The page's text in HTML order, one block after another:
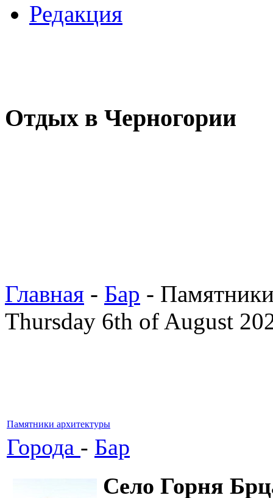
Редакция
Отдых в Черногории
Главная - Бар -
Thursday 6th of August
Памятники архитектуры
Города - Бар
Село Горня